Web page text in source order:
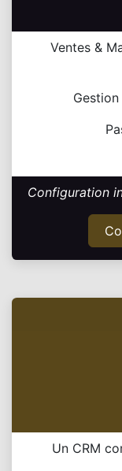
Ventes &
Configuration
Un CRM